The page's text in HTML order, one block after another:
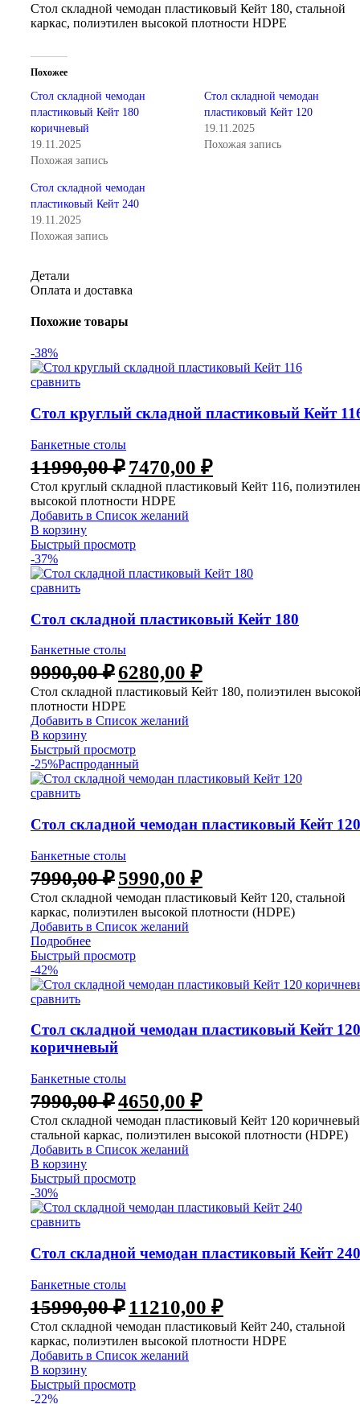
Стол складной чемодан пластиковый Кейт 180, стальной
каркас, полиэтилен высокой плотности HDPE
Похожее
Стол складной чемодан
пластиковый Кейт 180
коричневый
19.11.2025
Похожая запись
Стол складной чемодан
пластиковый Кейт 120
19.11.2025
Похожая запись
Стол складной чемодан
пластиковый Кейт 240
19.11.2025
Похожая запись
Детали
Оплата и доставка
Похожие товары
-38%
сравнить
Стол круглый складной пластиковый Кейт
Банкетные столы
11990,00₽7470,00 ₽
Стол круглый складной пластиковый Кейт 116, полиэтилен
высокой плотности HDPE
Добавить в Список желаний
В корзину
Быстрый просмотр
-37%
сравнить
Стол складной пластиковый Кейт 180
Банкетные столы
9990,00₽6280,00 ₽
Стол складной пластиковый Кейт 180, полиэтилен
плотности HDPE
Добавить в Список желаний
В корзину
Быстрый просмотр
-25%Распроданный
сравнить
Стол складной чемодан пластиковый Кейт 120
Банкетные столы
7990,00₽5990,00 ₽
Стол складной чемодан пластиковый Кейт 120, стальной
каркас, полиэтилен высокой плотности (HDPE)
Добавить в Список желаний
Подробнее
Быстрый просмотр
-42%
сравнить
Стол складной чемодан пластиковый Кейт 120
коричневый
Банкетные столы
7990,00₽4650,00 ₽
Стол складной чемодан пластиковый Кейт 120
стальной каркас, полиэтилен высокой плотности (HDPE)
Добавить в Список желаний
В корзину
Быстрый просмотр
-30%
сравнить
Стол складной чемодан пластиковый Кейт 240
Банкетные столы
15990,00₽ 11210,00 ₽
Стол складной чемодан пластиковый Кейт 240, стальной
каркас, полиэтилен высокой плотности HDPE
Добавить в Список желаний
В корзину
Быстрый просмотр
-22%